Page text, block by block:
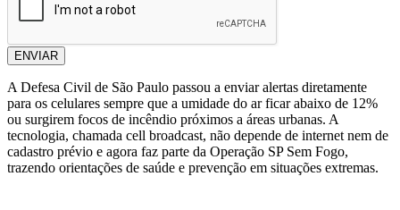
ENVIAR
A Defesa Civil de São Paulo passou a enviar alertas diretamente
para os celulares sempre que a umidade do ar ficar abaixo de 12%
ou surgirem focos de incêndio próximos a áreas urbanas. A
tecnologia, chamada cell broadcast, não depende de internet nem de
cadastro prévio e agora faz parte da Operação SP Sem Fogo,
trazendo orientações de saúde e prevenção em situações extremas.